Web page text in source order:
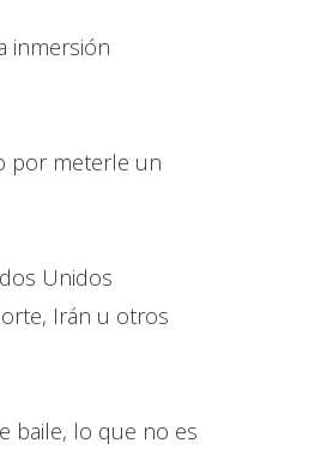
inmersión
por meterle un
Unidos
Irán u otros
baile, lo que no es